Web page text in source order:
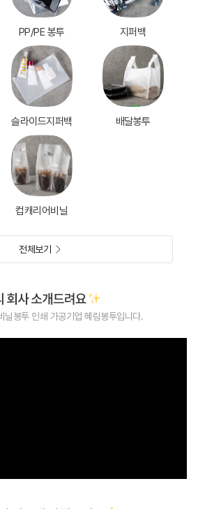
PP/PE 봉투 지퍼백
슬라이드지퍼백 배달봉투
컵캐리어비닐
전체보기
닐봉투 인쇄 가공기업 혜림봉투입니다.